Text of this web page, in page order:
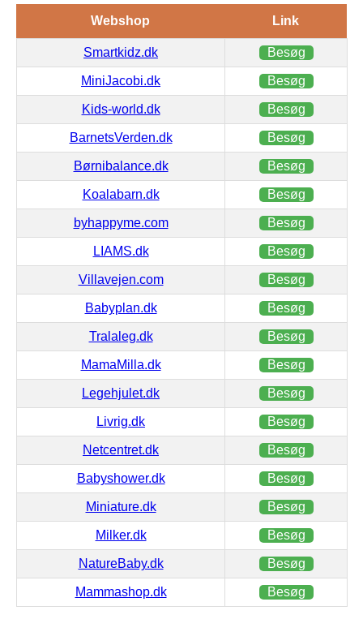
Webshop Link
Smartkidz.dk Besøg
MiniJacobi.dk Besøg
Kids-world.dk Besøg
BarnetsVerden.dk Besøg
Børnibalance.dk Besøg
Koalabarn.dk Besøg
byhappyme.com Besøg
LIAMS.dk Besøg
Villavejen.com Besøg
Babyplan.dk Besøg
Tralaleg.dk Besøg
MamaMilla.dk Besøg
Legehjulet.dk Besøg
Livrig.dk Besøg
Netcentret.dk Besøg
Babyshower.dk Besøg
Miniature.dk Besøg
Milker.dk Besøg
NatureBaby.dk Besøg
Mammashop.dk Besøg